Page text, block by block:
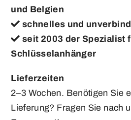
und Belgien
schnelles und
seit 2003 der Spezialist
Schlüsselanhänger
Lieferzeiten
2–3 Wochen. Benötigen Sie
Lieferung? Fragen Sie nach